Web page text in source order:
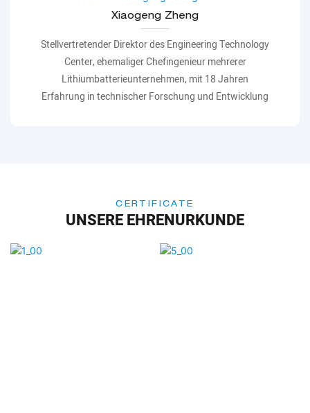
Xiaogeng Zheng
Stellvertretender Direktor des Engineering Technology
Center, ehemaliger Chefingenieur mehrerer
Lithiumbatterieunternehmen, mit 18 Jahren
Erfahrung in technischer Forschung und Entwicklung
CERTIFICATE
UNSERE EHRENURKUNDE